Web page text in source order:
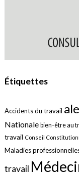
Étiquettes
Accidents du travail
Nationale bien-être au
travail Conseil
Maladies
travail